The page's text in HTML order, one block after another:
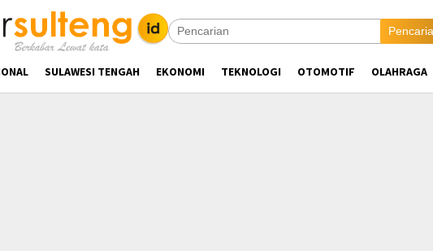
SULAWESI TENGAH EKONOMI TEKNOLOGI OTOMOTIF OLAHRAGA